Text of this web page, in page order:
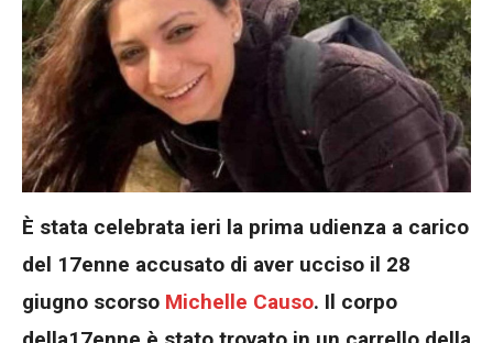
È stata celebrata ieri la prima udienza a carico
del 17enne accusato di aver ucciso il 28
giugno scorso Michelle Causo. Il corpo